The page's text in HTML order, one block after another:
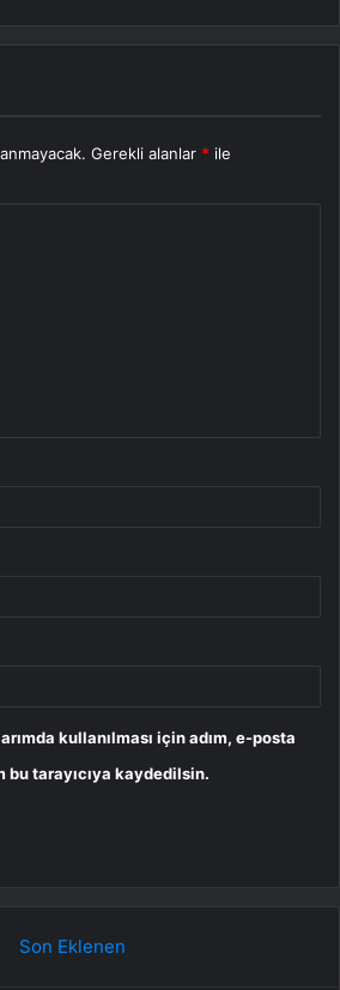
Gerekli alanlar * ile
kullanılması için adım, e-posta
bu tarayıcıya kaydedilsin.
Son Eklenen